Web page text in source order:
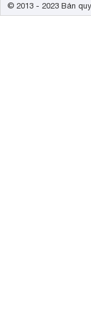
© 2013 - 2023 Bản